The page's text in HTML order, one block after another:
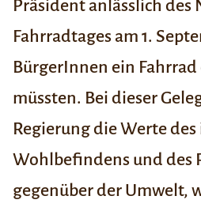
Präsident anlässlich des
Fahrradtages am 1.
BürgerInnen ein Fahrrad
müssten. Bei dieser
Regierung die Werte
Wohlbefindens und des
gegenüber der Umwelt,